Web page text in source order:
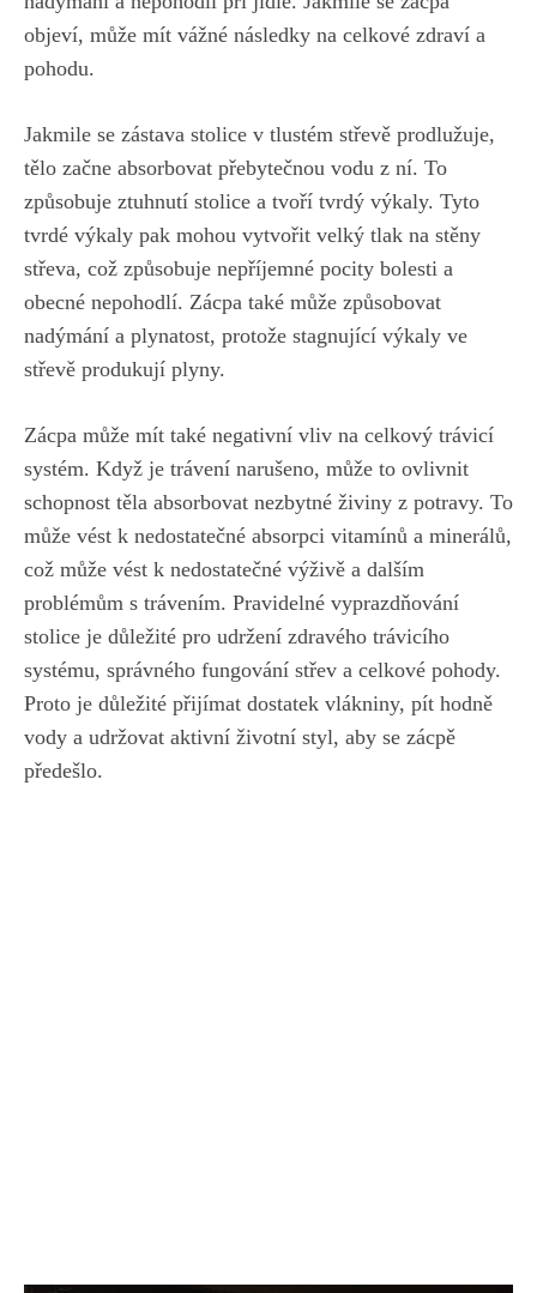
objeví, může mít vážné následky na celkové zdraví a
pohodu.
Jakmile se zástava stolice v tlustém střevě prodlužuje,
tělo začne absorbovat přebytečnou vodu z ní. To
způsobuje ztuhnutí stolice a tvoří tvrdý výkaly. Tyto
tvrdé výkaly pak mohou vytvořit velký tlak na stěny
střeva, což způsobuje nepříjemné pocity bolesti a
obecné nepohodlí. Zácpa také může způsobovat
nadýmání a plynatost, protože stagnující výkaly ve
střevě produkují plyny.
Zácpa může mít také negativní vliv na celkový trávicí
systém. Když je trávení narušeno, může to ovlivnit
schopnost těla absorbovat nezbytné živiny z potravy. To
může vést k nedostatečné absorpci vitamínů a minerálů,
což může vést k nedostatečné výživě a dalším
problémům s trávením. Pravidelné vyprazdňování
stolice je důležité pro udržení zdravého trávicího
systému, správného fungování střev a celkové pohody.
Proto je důležité přijímat dostatek vlákniny, pít hodně
vody a udržovat aktivní životní styl, aby se zácpě
předešlo.